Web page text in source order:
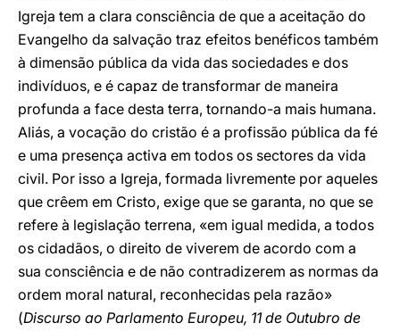
Igreja tem a clara consciência de que a aceitação do
Evangelho da salvação traz efeitos benéficos também
à dimensão pública da vida das sociedades e dos
indivíduos, e é capaz de transformar de maneira
profunda a face desta terra, tornando-a mais humana.
Aliás, a vocação do cristão é a profissão pública da fé
e uma presença activa em todos os sectores da vida
civil. Por isso a Igreja, formada livremente por aqueles
que crêem em Cristo, exige que se garanta, no que se
refere à legislação terrena, «em igual medida, a todos
os cidadãos, o direito de viverem de acordo com a
sua consciência e de não contradizerem as normas da
ordem moral natural, reconhecidas pela razão»
(Discurso ao Parlamento Europeu, 11 de Outubro de